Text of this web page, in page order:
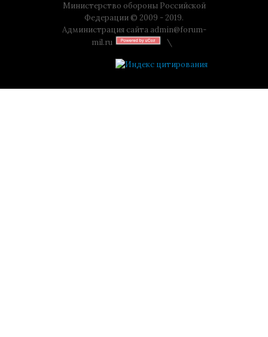
Министерство обороны Российской
Федерации © 2009 - 2019.
Администрация сайта admin@forum-
mil.ru